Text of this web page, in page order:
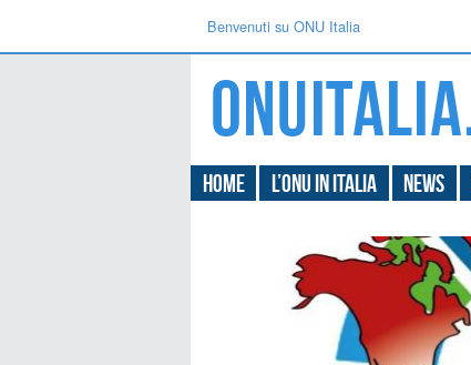
Benvenuti su ONU Italia
Home L’ONU in Italia News